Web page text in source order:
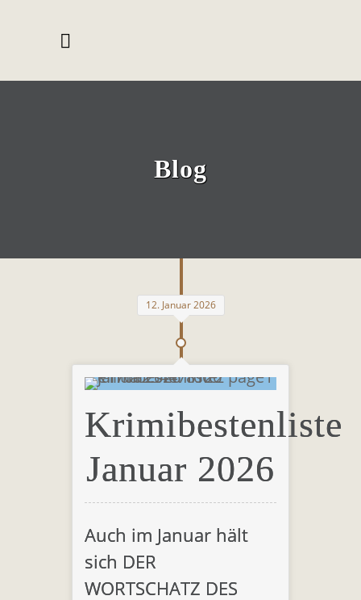
Blog
12. Januar 2026
Krimibestenliste
Januar 2026
Auch im Januar hält
sich DER
WORTSCHATZ DES